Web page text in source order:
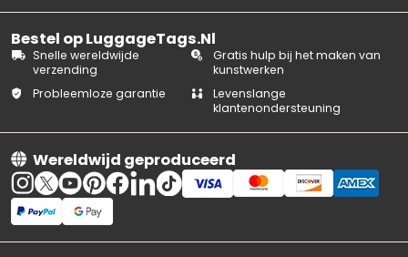
Bestel op LuggageTags.Nl
Snelle wereldwijde
verzending
Gratis hulp bij het maken van
kunstwerken
Probleemloze garantie
Levenslange
klantenondersteuning
Wereldwijd geproduceerd